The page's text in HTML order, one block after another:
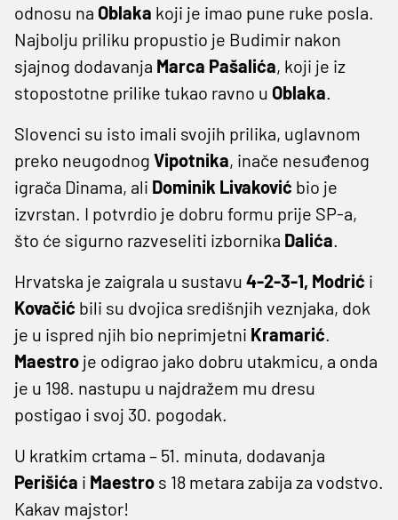
odnosu na Oblaka koji je imao pune ruke posla.
Najbolju priliku propustio je Budimir nakon
sjajnog dodavanja Marca Pašalića, koji je iz
stopostotne prilike tukao ravno u Oblaka.
Slovenci su isto imali svojih prilika, uglavnom
preko neugodnog Vipotnika, inače nesuđenog
igrača Dinama, ali Dominik Livaković bio je
izvrstan. I potvrdio je dobru formu prije SP-a,
što će sigurno razveseliti izbornika Dalića.
Hrvatska je zaigrala u sustavu 4-2-3-1, Modrić i
Kovačić bili su dvojica središnjih veznjaka, dok
je u ispred njih bio neprimjetni Kramarić.
Maestro je odigrao jako dobru utakmicu, a onda
je u 198. nastupu u najdražem mu dresu
postigao i svoj 30. pogodak.
U kratkim crtama – 51. minuta, dodavanja
Perišića i Maestro s 18 metara zabija za vodstvo.
Kakav majstor!